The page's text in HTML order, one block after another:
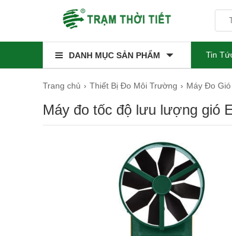
DANH MỤC SẢN PHẨM Tin
Trang chủ Thiết Bị Đo Môi Trường Máy Đo Gió
Máy đo tốc độ lưu lượng gió